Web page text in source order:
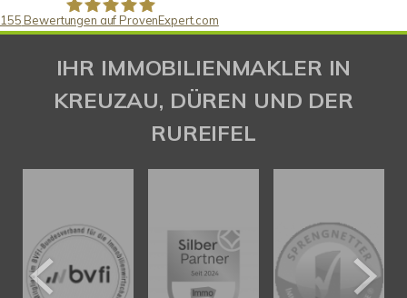
Gaspar Immobilienberatung
155 Bewertungen auf ProvenExpert.com
IHR IMMOBILIENMAKLER IN
KREUZAU, DÜREN UND DER
RUREIFEL